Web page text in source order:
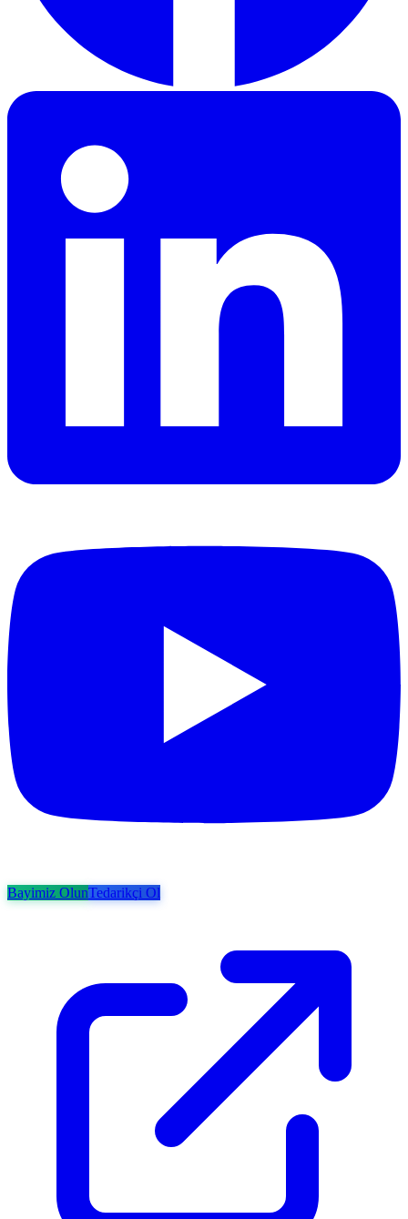
Bayimiz OlunTedarikçi Ol